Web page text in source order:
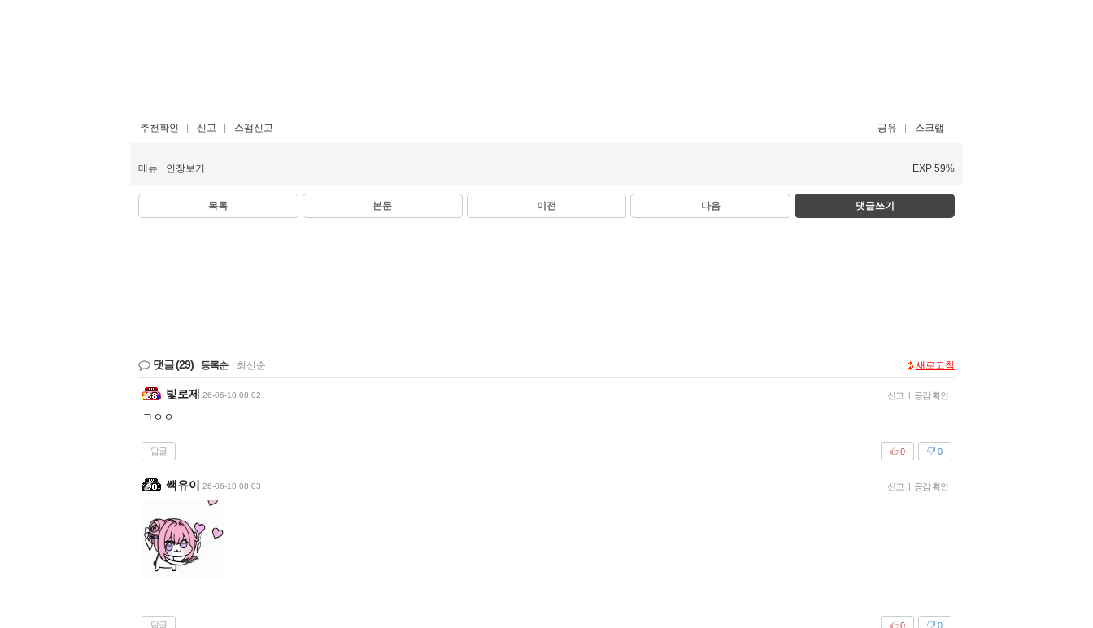
추천확인 신고 스팸신고 공유 스크랩
메뉴 인장보기 EXP 59%
목록 본문 이전 다음 댓글쓰기
댓글(29) 등록순 최신순 새로고침
빛로제 26-06-10 08:02 신고 | 공감 확인
ㄱㅇㅇ
답글 0
0
쌕유이 26-06-10 08:03 신고 | 공감 확인
답글 0
0